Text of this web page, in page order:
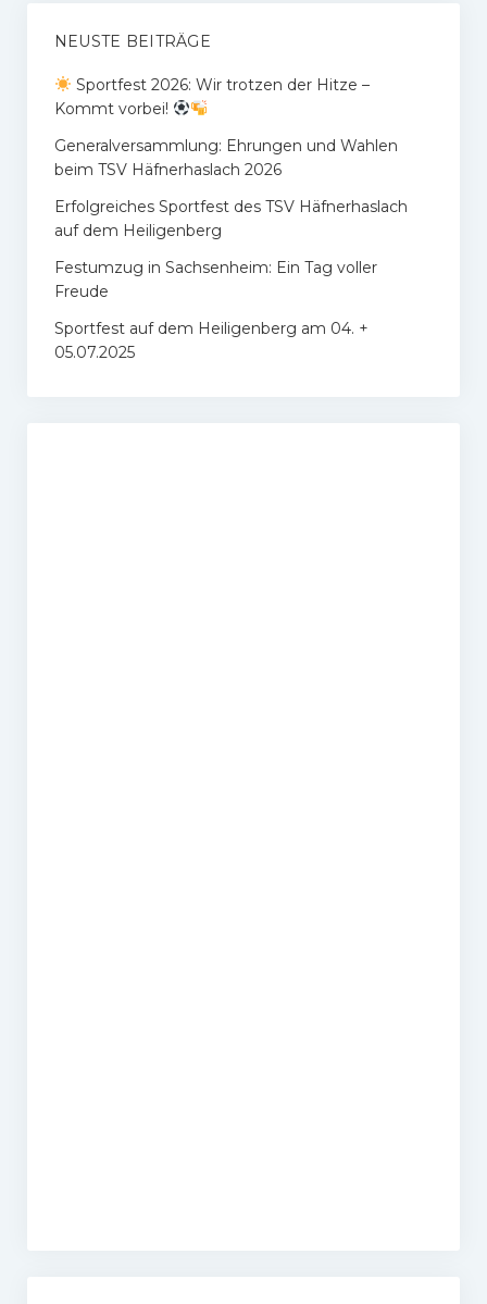
NEUSTE BEITRÄGE
Sportfest 2026: Wir trotzen der Hitze –
Kommt vorbei!
Generalversammlung: Ehrungen und Wahlen
beim TSV Häfnerhaslach 2026
Erfolgreiches Sportfest des TSV Häfnerhaslach
auf dem Heiligenberg
Festumzug in Sachsenheim: Ein Tag voller
Freude
Sportfest auf dem Heiligenberg am 04. +
05.07.2025